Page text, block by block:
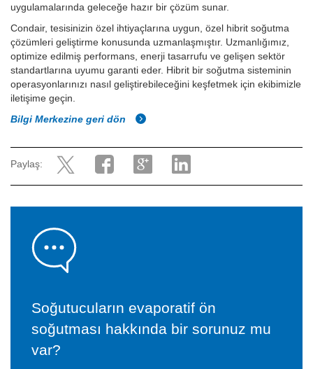
uygulamalarında geleceğe hazır bir çözüm sunar.
Condair, tesisinizin özel ihtiyaçlarına uygun, özel hibrit soğutma
çözümleri geliştirme konusunda uzmanlaşmıştır. Uzmanlığımız,
optimize edilmiş performans, enerji tasarrufu ve gelişen sektör
standartlarına uyumu garanti eder. Hibrit bir soğutma sisteminin
operasyonlarınızı nasıl geliştirebileceğini keşfetmek için ekibimizle
iletişime geçin.
Bilgi Merkezine geri dön
Paylaş:
Soğutucuların evaporatif ön
soğutması hakkında bir sorunuz mu
var?